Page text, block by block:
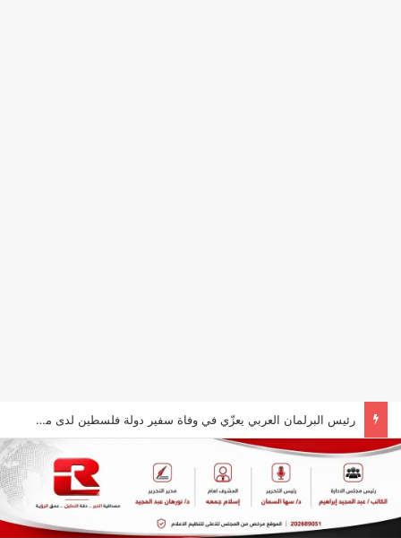
رئيس المجلس الأعلى للأئمة بأمريكا اللاتينية يشيد بتوجيه وزير الشؤون الإسلامية لضبط الخطاب الدعوي